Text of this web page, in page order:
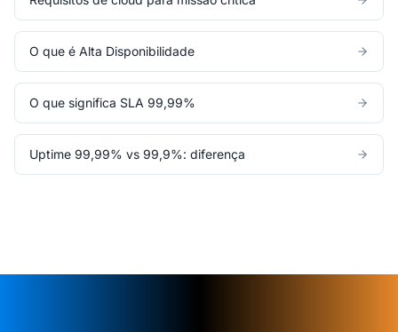
O que é Alta Disponibilidade
O que significa SLA 99,99%
Uptime 99,99% vs 99,9%: diferença